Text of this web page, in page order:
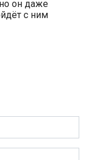
он даже
с ним